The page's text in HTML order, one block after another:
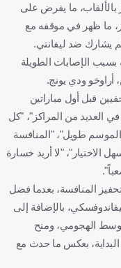
بالألقاب، ما يفرض على
ما ظهر في موقفه مع
يشارك ضد ليفانتي.
الإصابات الطويلة
أراوخو ودي يونج.
قبل أول مباراتين
العديد من المراكز"، "كل
طويل"، "المنافسة
الاختيار"، "لا أريد خسارة
المنافسة، بعدما فضل
بالإضافة إلى
الهجومي، ومنح
بعكس ما حدث مع